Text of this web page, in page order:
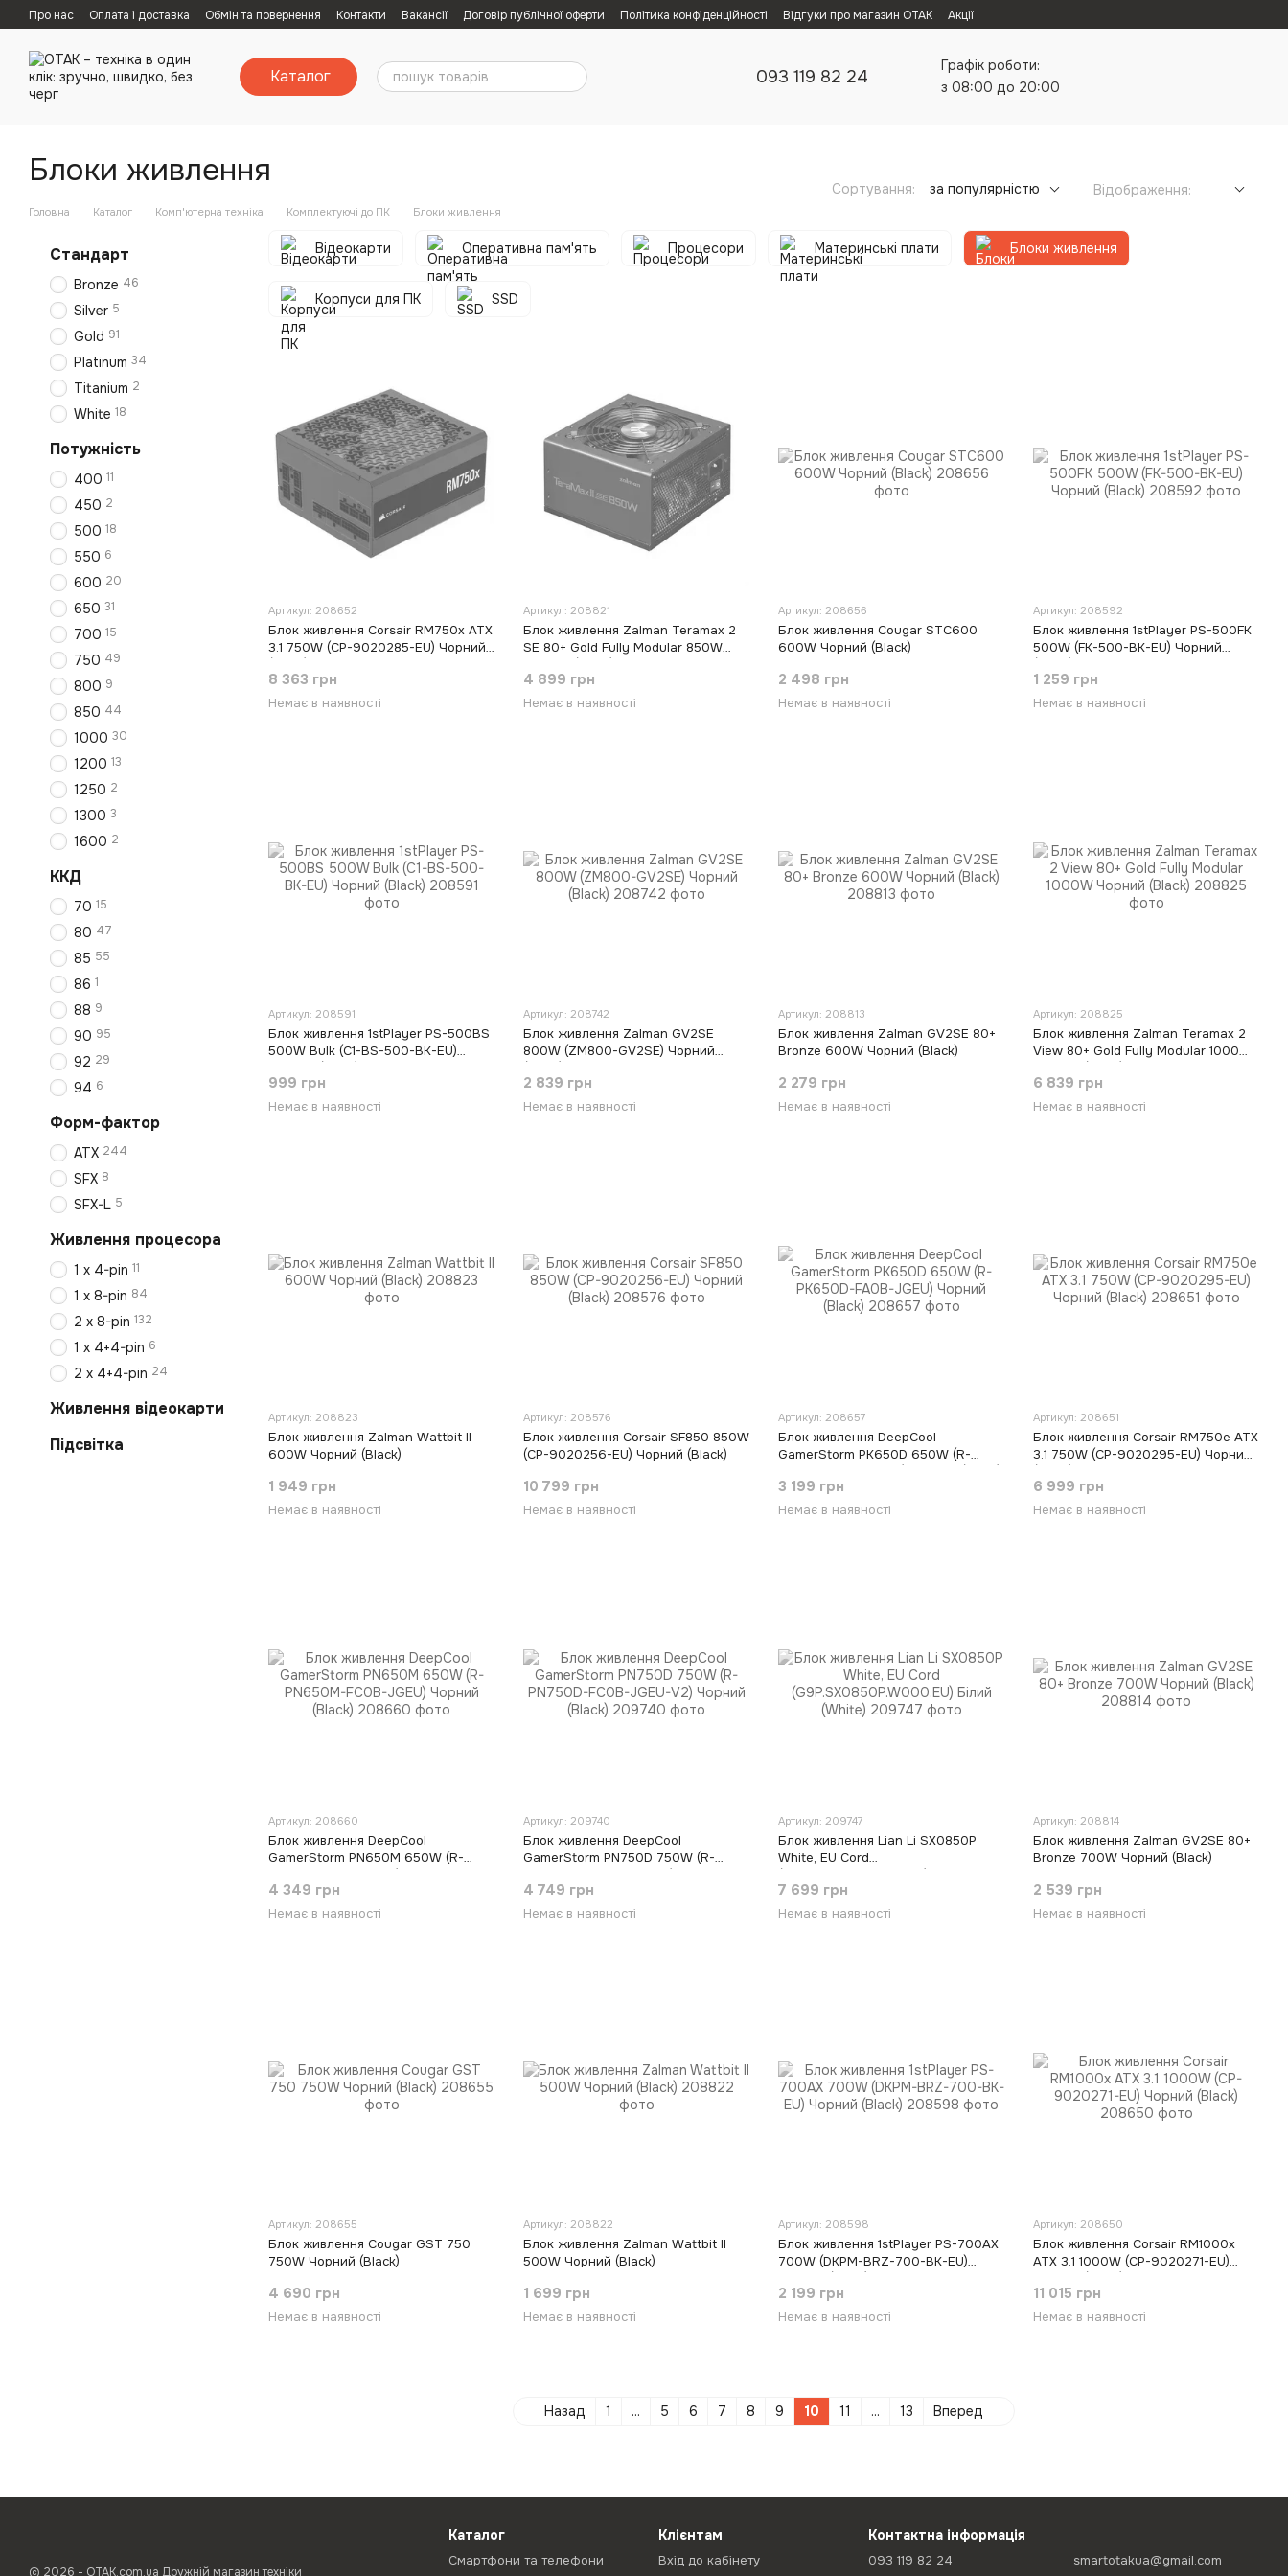
Перейти к основному контенту
Про нас Оплата і доставка Обмін та повернення Контакти Вакансії Договір публічної оферти Політика конфіденційності Відгуки про магазин ОТАК Акції
Каталог 093 119 82 24
Графік роботи:
з 08:00 до 20:00
Блоки живлення
Головна Каталог Комп'ютерна техніка Комплектуючі до ПК Блоки живлення
Сортування: за популярністю Відображення:
Відеокарти Оперативна пам'ять Процесори Материнські плати Блоки живлення
Корпуси для ПК SSD
Артикул: 208652
Блок живлення Corsair RM750x ATX
3.1 750W (CP-9020285-EU) Чорний
8 363 грн
Немає в наявності
Артикул: 208821
Блок живлення Zalman Teramax 2
SE 80+ Gold Fully Modular 850W
4 899 грн
Немає в наявності
Артикул: 208656
Блок живлення Cougar STC600
600W Чорний (Black)
2 498 грн
Немає в наявності
Артикул: 208592
Блок живлення 1stPlayer PS-500FK
500W (FK-500-BK-EU) Чорний
1 259 грн
Немає в наявності
Артикул: 208591
Блок живлення 1stPlayer PS-500BS
500W Bulk (C1-BS-500-BK-EU)
999 грн
Немає в наявності
Артикул: 208742
Блок живлення Zalman GV2SE
800W (ZM800-GV2SE) Чорний
2 839 грн
Немає в наявності
Артикул: 208813
Блок живлення Zalman GV2SE 80+
Bronze 600W Чорний (Black)
2 279 грн
Немає в наявності
Артикул: 208825
Блок живлення Zalman Teramax 2
View 80+ Gold Fully Modular 1000W
6 839 грн
Немає в наявності
Артикул: 208823
Блок живлення Zalman Wattbit II
600W Чорний (Black)
1 949 грн
Немає в наявності
Артикул: 208576
Блок живлення Corsair SF850 850W
(CP-9020256-EU) Чорний (Black)
10 799 грн
Немає в наявності
Артикул: 208657
Блок живлення DeepCool
GamerStorm PK650D 650W (R-
3 199 грн
Немає в наявності
Артикул: 208651
Блок живлення Corsair RM750e ATX
3.1 750W (CP-9020295-EU) Чорний
6 999 грн
Немає в наявності
Артикул: 208660
Блок живлення DeepCool
GamerStorm PN650M 650W (R-
(Black)
4 349 грн
Немає в наявності
Артикул: 209740
Блок живлення DeepCool
GamerStorm PN750D 750W (R-
(Black)
4 749 грн
Немає в наявності
Артикул: 209747
Блок живлення Lian Li SX0850P
White, EU Cord
(White)
7 699 грн
Немає в наявності
Артикул: 208814
Блок живлення Zalman GV2SE 80+
Bronze 700W Чорний (Black)
2 539 грн
Немає в наявності
Артикул: 208655
Блок живлення Cougar GST 750
750W Чорний (Black)
4 690 грн
Немає в наявності
Артикул: 208822
Блок живлення Zalman Wattbit II
500W Чорний (Black)
1 699 грн
Немає в наявності
Артикул: 208598
Блок живлення 1stPlayer PS-700AX
700W (DKPM-BRZ-700-BK-EU)
2 199 грн
Немає в наявності
Артикул: 208650
Блок живлення Corsair RM1000x
ATX 3.1 1000W (CP-9020271-EU)
11 015 грн
Немає в наявності
Назад 1 ... 5 6 7 8 9 10 11 ... 13 Вперед
Стандарт
Bronze 46
Silver 5
Gold 91
Platinum 34
Titanium 2
White 18
Потужність
400 11
450 2
500 18
550 6
600 20
650 31
700 15
750 49
800 9
850 44
1000 30
1200 13
1250 2
1300 3
1600 2
ККД
70 15
80 47
85 55
86 1
88 9
90 95
92 29
94 6
Форм-фактор
ATX 244
SFX 8
SFX-L 5
Живлення процесора
1 х 4-pin 11
1 х 8-pin 84
2 х 8-pin 132
1 х 4+4-pin 6
2 х 4+4-pin 24
Живлення відеокарти
Підсвітка
© 2026 - ОТАК.com.ua Дружній магазин техніки
Каталог
Смартфони та телефони
Клієнтам
Вхід до кабінету
Контактна інформація
093 119 82 24 smartotakua@gmail.com